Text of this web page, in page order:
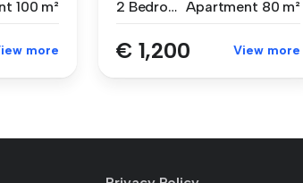
100 m²
more
2 Bedrooms Apartment 80 m²
€ 1,200 View more